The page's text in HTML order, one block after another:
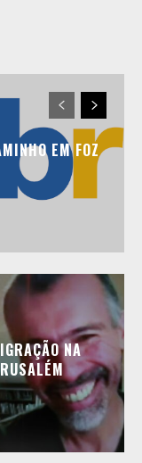
EM FOZ
NA